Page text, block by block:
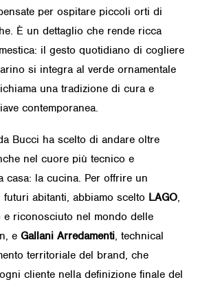
per ospitare piccoli orti di
È un dettaglio che rende ricca
il gesto quotidiano di cogliere
si integra al verde ornamentale
una tradizione di cura e
contemporanea.
Bucci ha scelto di andare oltre
nel cuore più tecnico e
casa: la cucina. Per offrire un
abitanti, abbiamo scelto LAGO,
e riconosciuto nel mondo delle
e Gallani Arredamenti, technical
territoriale del brand, che
cliente nella definizione finale del